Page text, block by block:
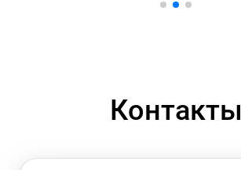
Контакты